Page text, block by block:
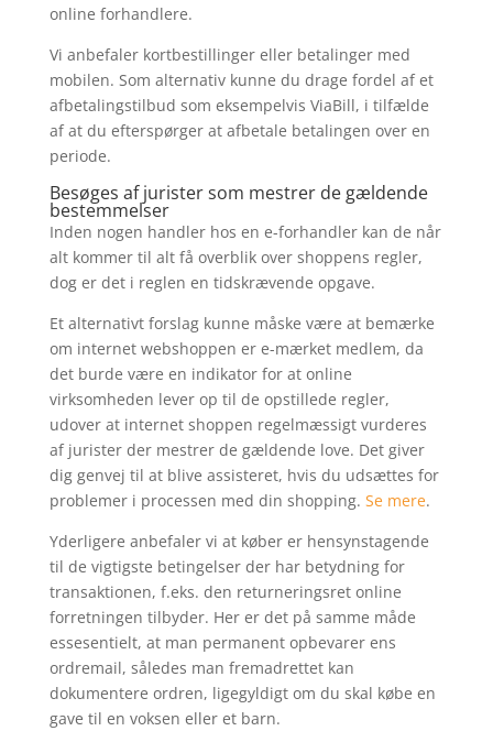
online forhandlere.
Vi anbefaler kortbestillinger eller betalinger med
mobilen. Som alternativ kunne du drage fordel af et
afbetalingstilbud som eksempelvis ViaBill, i tilfælde
af at du efterspørger at afbetale betalingen over en
periode.
Besøges af jurister som mestrer de gældende
bestemmelser
Inden nogen handler hos en e-forhandler kan de når
alt kommer til alt få overblik over shoppens regler,
dog er det i reglen en tidskrævende opgave.
Et alternativt forslag kunne måske være at bemærke
om internet webshoppen er e-mærket medlem, da
det burde være en indikator for at online
virksomheden lever op til de opstillede regler,
udover at internet shoppen regelmæssigt vurderes
af jurister der mestrer de gældende love. Det giver
dig genvej til at blive assisteret, hvis du udsættes for
problemer i processen med din shopping. Se mere.
Yderligere anbefaler vi at køber er hensynstagende
til de vigtigste betingelser der har betydning for
transaktionen, f.eks. den returneringsret online
forretningen tilbyder. Her er det på samme måde
essesentielt, at man permanent opbevarer ens
ordremail, således man fremadrettet kan
dokumentere ordren, ligegyldigt om du skal købe en
gave til en voksen eller et barn.